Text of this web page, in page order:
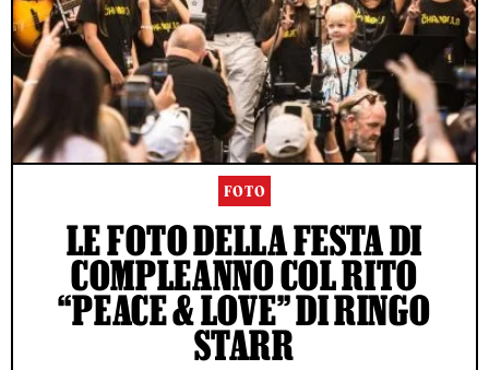
FOTO
LE FOTO DELLA FESTA DI
COMPLEANNO COL RITO
“PEACE & LOVE” DI RINGO
STARR